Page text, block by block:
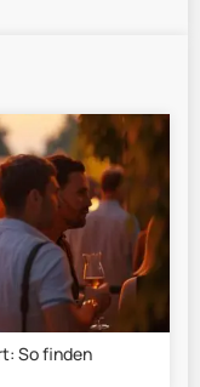
So finden